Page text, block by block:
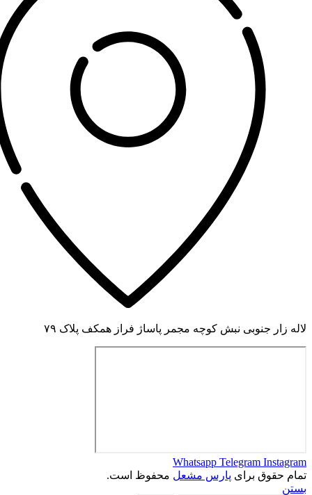
لاله زار جنوبی نبش کوچه مجمر پاساژ فراز همکف پلاک ۷۹
Whatsapp Telegram Instagram
تمام حقوق برای پارس مشعل محفوظ است.
بستن